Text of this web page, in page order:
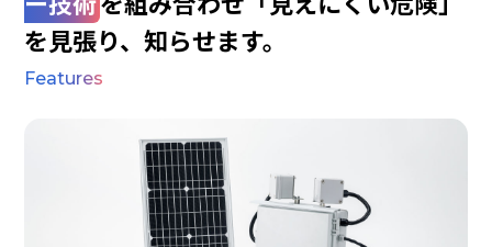
を見張り、知らせます。
Features